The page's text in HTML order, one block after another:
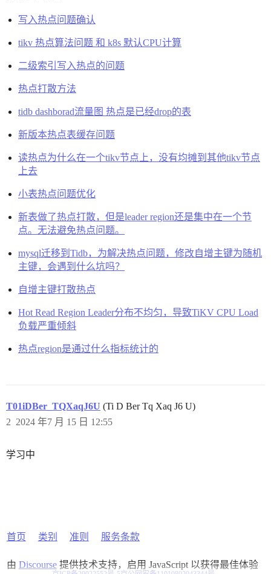
写入热点问题确认
tikv 热点算法问题 和 k8s 默认CPU计算
二级索引写入热点的问题
热点打散方法
tidb dashborad流量图 热点是已经drop的表
新版本热点表缓存问题
读热点为什么在一个tikv节点上，没有均摊到其他tikv节点
上去
小表热点问题优化
新表做了热点打散，但是leader region还是集中在一个节
点。无法避免热点问题。
mysql迁移到Tidb，为解决热点问题，修改自增主键为随机
主键，会遇到什么坑吗？
自增主键打散热点
Hot Read Region Leader分布不均匀，导致TiKV CPU Load
负载严重倾斜
热点region是通过什么指标统计的
T01iDBer_TQXaqJ6U (Ti D Ber Tq Xaq J6 U)
2024 年7 月 15 日 12:55
2
学习中
首页 类别 准则 服务条款
由 Discourse提供技术支持，启用 JavaScript 以获得最佳体验